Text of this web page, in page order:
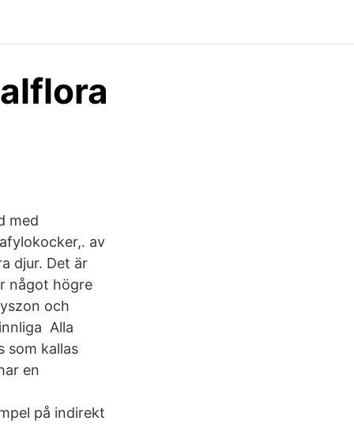
med
av
djur. Det är
något högre
och
Alla
som kallas
en
på indirekt